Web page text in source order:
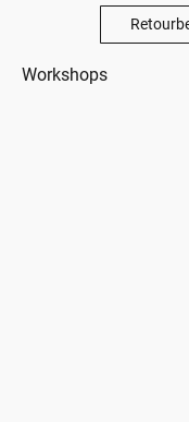
Workshops